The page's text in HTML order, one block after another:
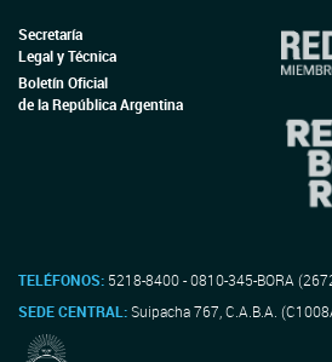
Secretaría
Legal y Técnica
Boletín Oficial
de la República Argentina
TELÉFONOS: 5218-8400 - 0810-345-BORA
SEDE CENTRAL:Suipacha 767, C.A.B.A.